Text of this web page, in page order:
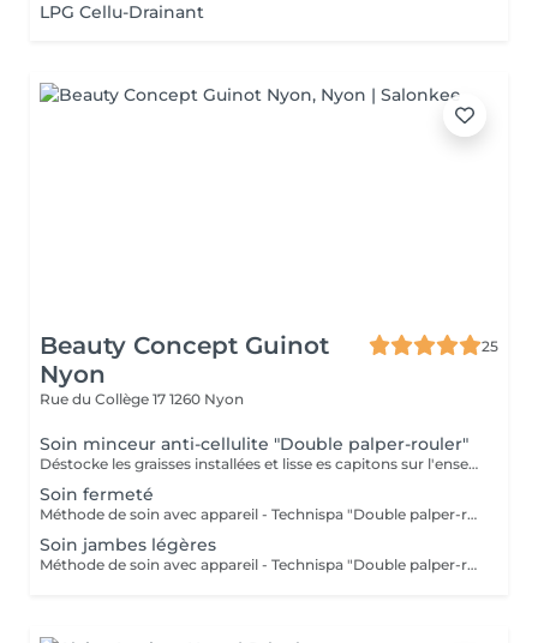
LPG Cellu-Drainant
Beauty Concept Guinot
Nyon
25
Rue du Collège 17 1260 Nyon
Soin minceur anti-cellulite "Double palper-rouler"
Déstocke les graisses installées et lisse es capitons sur l'ensemble du corps. Méthode de soin avec appareil - Technispa
Soin fermeté
Méthode de soin avec appareil - Technispa "Double palper-rouler"
Soin jambes légères
Méthode de soin avec appareil - Technispa "Double palper-rouler"